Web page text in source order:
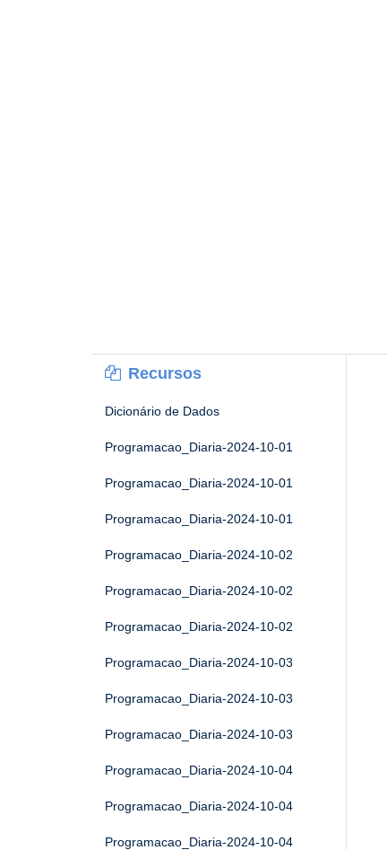
Recursos
Dicionário de Dados
Programacao_Diaria-2024-10-01
Programacao_Diaria-2024-10-01
Programacao_Diaria-2024-10-01
Programacao_Diaria-2024-10-02
Programacao_Diaria-2024-10-02
Programacao_Diaria-2024-10-02
Programacao_Diaria-2024-10-03
Programacao_Diaria-2024-10-03
Programacao_Diaria-2024-10-03
Programacao_Diaria-2024-10-04
Programacao_Diaria-2024-10-04
Programacao_Diaria-2024-10-04